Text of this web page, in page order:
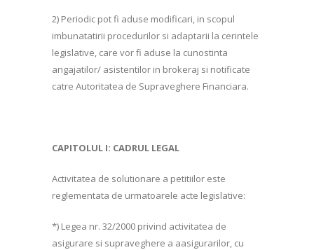
2) Periodic pot fi aduse modificari, in scopul
imbunatatirii procedurilor si adaptarii la cerintele
legislative, care vor fi aduse la cunostinta
angajatilor/ asistentilor in brokeraj si notificate
catre Autoritatea de Supraveghere Financiara.
CAPITOLUL I: CADRUL LEGAL
Activitatea de solutionare a petitiilor este
reglementata de urmatoarele acte legislative:
*) Legea nr. 32/2000 privind activitatea de
asigurare si supraveghere a aasigurarilor, cu